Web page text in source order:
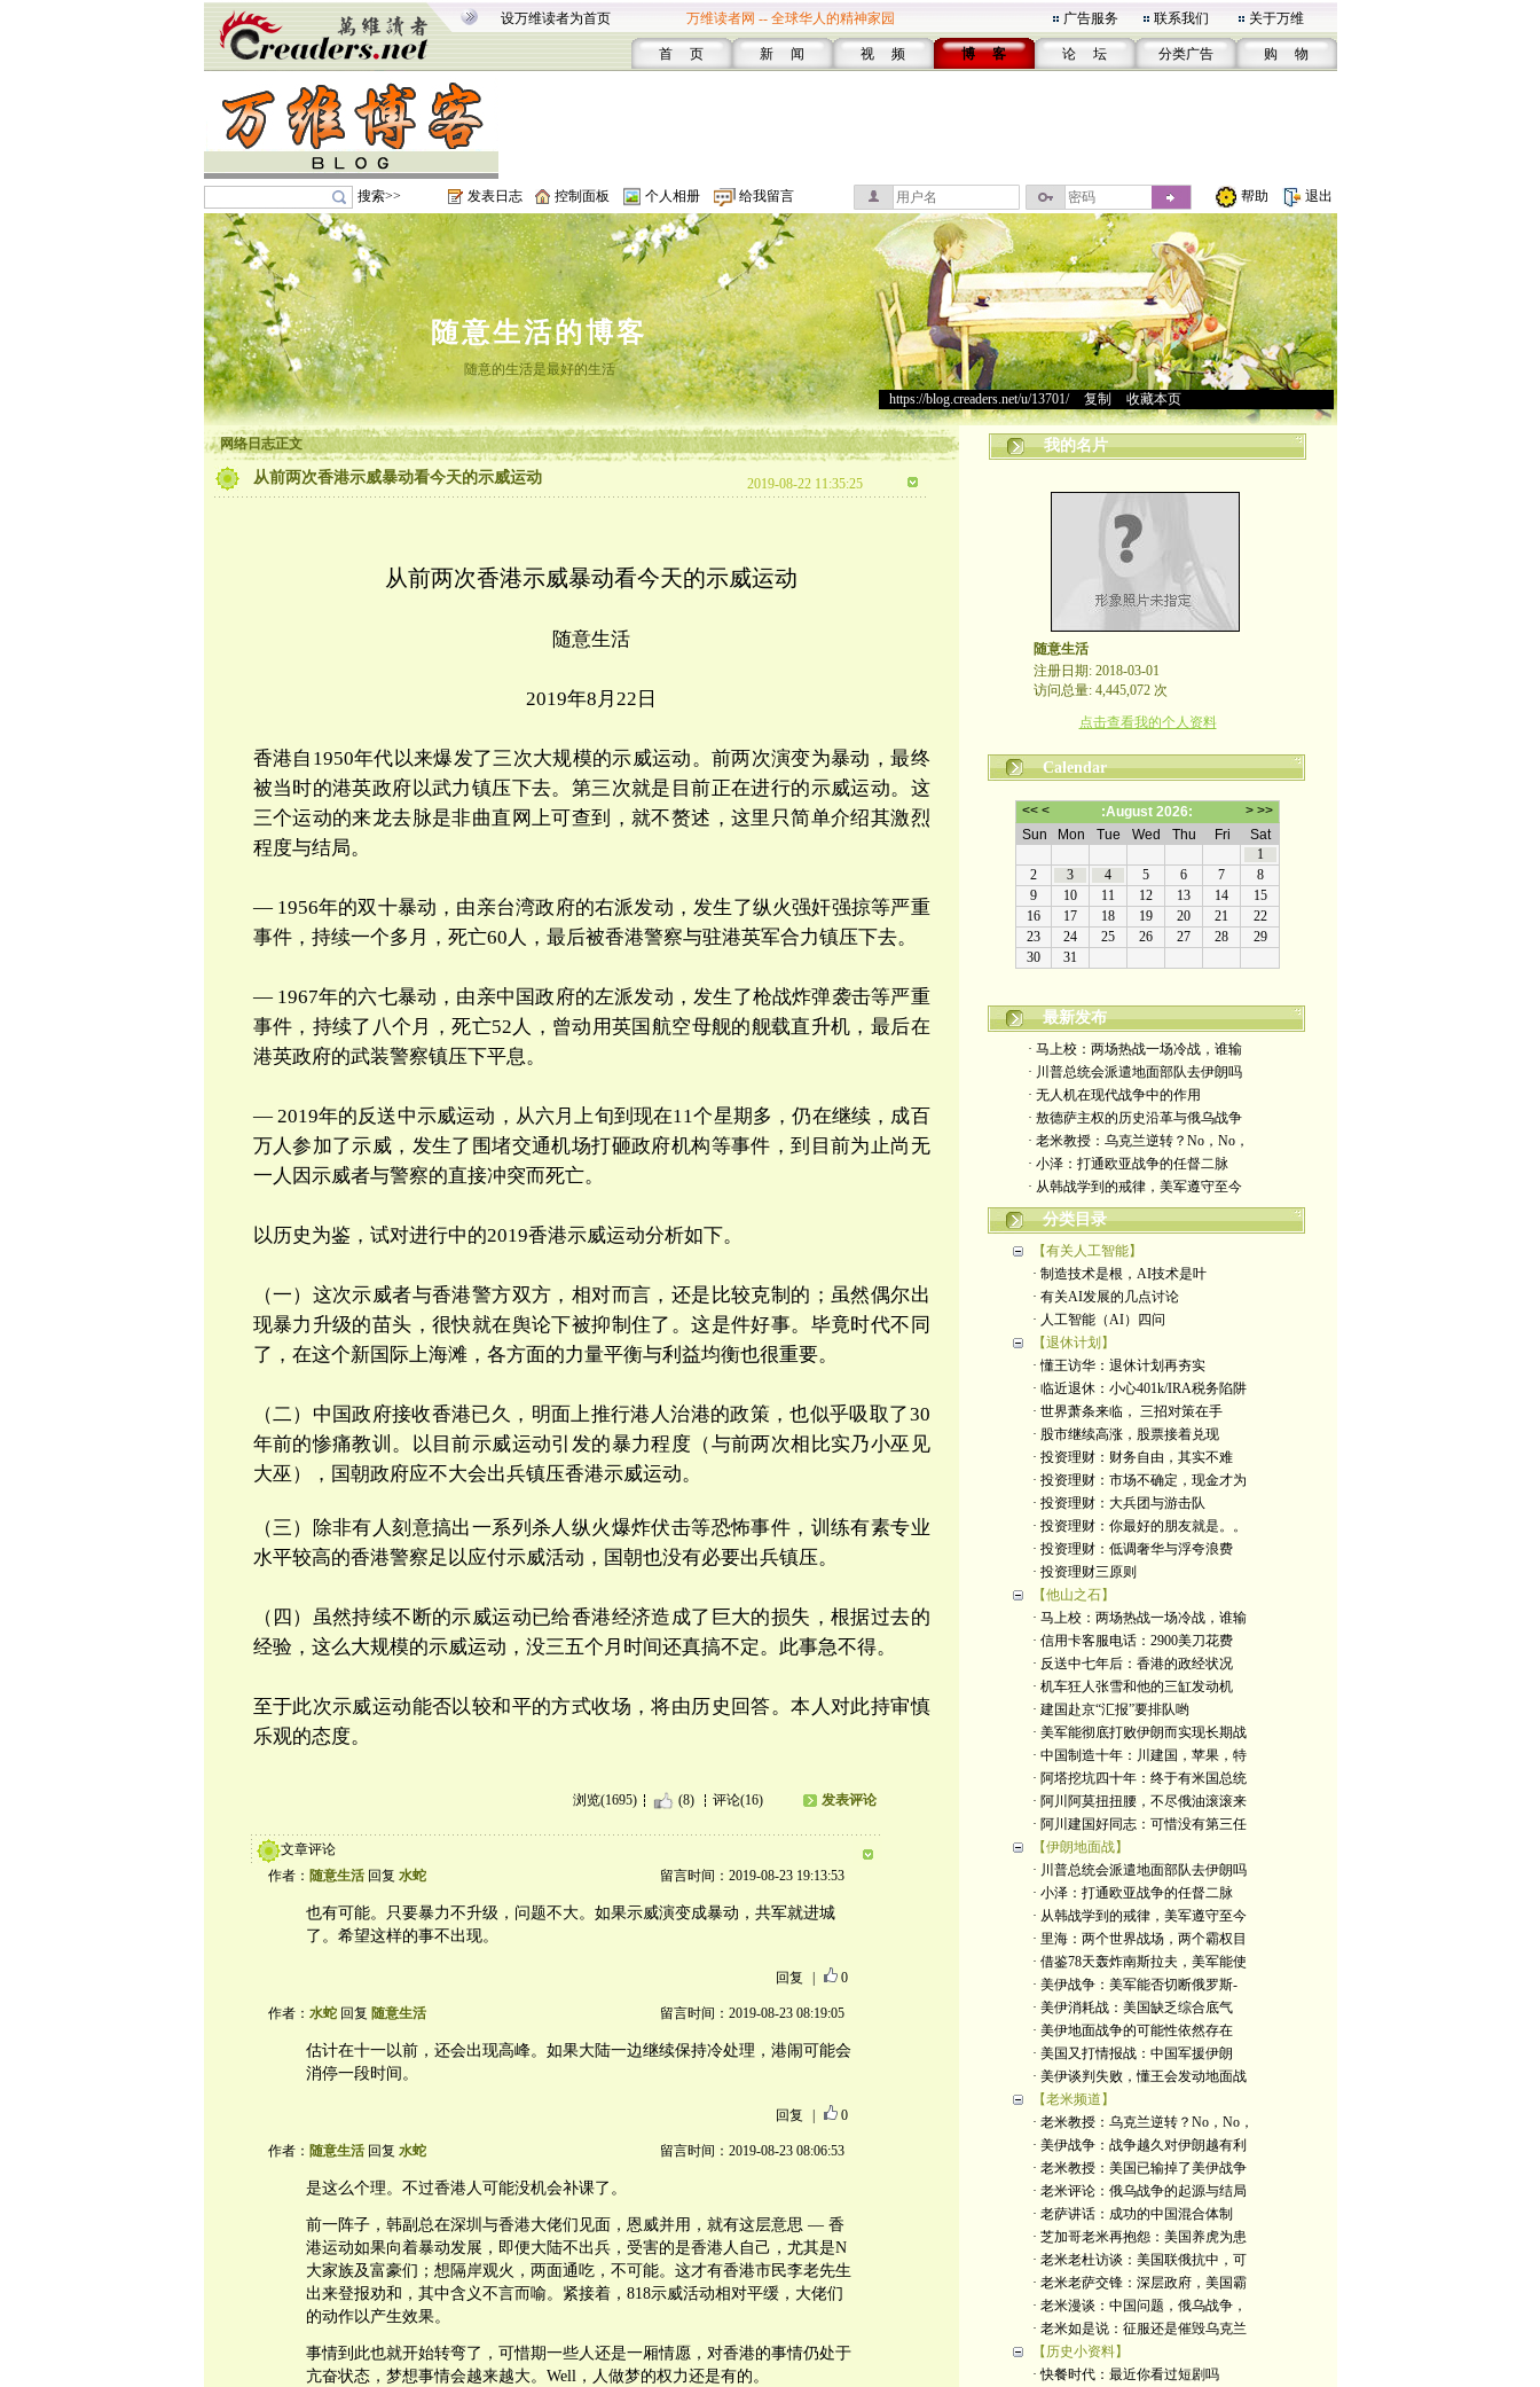
设万维读者为首页 万维读者网 -- 全球华人的精神家园 广告服务 联系我们 关于万维
首 页 新 闻 视 频 博 客 论 坛 分类广告 购 物
搜索>> 发表日志 控制面板 个人相册 给我留言 帮助 退出
随意生活的博客
随意的生活是最好的生活
https://blog.creaders.net/u/13701/> 复制 收藏本页
网络日志正文
从前两次香港示威暴动看今天的示威运动 2019-08-22 11:35:25
从前两次香港示威暴动看今天的示威运动
随意生活
2019年8 月 22 日
香港自 1950年代以来爆发了三次大规模的示威运动。前两次演变为暴动，最终
被当时的港英政府以武力镇压下去。第三次就是目前正在进行的示威运动。这
三个运动的来龙去脉是非曲直网上可查到，就不赘述，这里只简单介绍其激烈
程度与结局。
— 1956年的双十暴动，由亲台湾政府的右派发动，发生了纵火强奸强掠等严重
事件，持续一个多月，死亡60 人，最后被香港警察与驻港英军合力镇压下去。
— 1967年的六七暴动，由亲中国政府的左派发动，发生了枪战炸弹袭击等严重
事件，持续了八个月，死亡52 人，曾动用英国航空母舰的舰载直升机，最后在
港英政府的武装警察镇压下平息。
— 2019年的反送中示威运动，从六月上旬到现在11个星期多，仍在继续，成百
万人参加了示威，发生了围堵交通机场打砸政府机构等事件，到目前为止尚无
一人因示威者与警察的直接冲突而死亡。
以历史为鉴，试对进行中的2019香港示威运动分析如下。
（一）这次示威者与香港警方双方，相对而言，还是比较克制的；虽然偶尔出
现暴力升级的苗头，很快就在舆论下被抑制住了。这是件好事。毕竟时代不同
了，在这个新国际上海滩，各方面的力量平衡与利益均衡也很重要。
（二）中国政府接收香港已久，明面上推行港人治港的政策，也似乎吸取了30
年前的惨痛教训。以目前示威运动引发的暴力程度（与前两次相比实乃小巫见
大巫），国朝政府应不大会出兵镇压香港示威运动。
（三）除非有人刻意搞出一系列杀人纵火爆炸伏击等恐怖事件，训练有素专业
水平较高的香港警察足以应付示威活动，国朝也没有必要出兵镇压。
（四）虽然持续不断的示威运动已给香港经济造成了巨大的损失，根据过去的
经验，这么大规模的示威运动，没三五个月时间还真搞不定。此事急不得。
至于此次示威运动能否以较和平的方式收场，将由历史回答。本人对此持审慎
乐观的态度。
浏览(1695) (8) 评论(16) 发表评论
文章评论
作者： 随意生活回复 水蛇 留言时间：2019-08-23 19:13:53
也有可能。只要暴力不升级，问题不大。如果示威演变成暴动，共军就进城
了。希望这样的事不出现。
回复 0
作者： 水蛇回复 随意生活 留言时间：2019-08-23 08:19:05
估计在十一以前，还会出现高峰。如果大陆一边继续保持冷处理，港闹可能会
消停一段时间。
回复 0
作者： 随意生活回复 水蛇 留言时间：2019-08-23 08:06:53
是这么个理。不过香港人可能没机会补课了。
前一阵子，韩副总在深圳与香港大佬们见面，恩威并用，就有这层意思 — 香
港运动如果向着暴动发展，即便大陆不出兵，受害的是香港人自己，尤其是N
大家族及富豪们；想隔岸观火，两面通吃，不可能。这才有香港市民李老先生
出来登报劝和，其中含义不言而喻。紧接着，818示威活动相对平缓，大佬们
的动作以产生效果。
事情到此也就开始转弯了，可惜期一些人还是一厢情愿，对香港的事情仍处于
亢奋状态，梦想事情会越来越大。Well，人做梦的权力还是有的。
我的名片
随意生活
注册日期: 2018-03-01
访问总量: 4,445,072 次
点击查看我的个人资料
Calendar
最新发布
· 马上校：两场热战一场冷战，谁输
· 川普总统会派遣地面部队去伊朗吗
· 无人机在现代战争中的作用
· 敖德萨主权的历史沿革与俄乌战争
· 老米教授：乌克兰逆转？No，No，
· 小泽：打通欧亚战争的任督二脉
· 从韩战学到的戒律，美军遵守至今
分类目录
【有关人工智能】
· 制造技术是根，AI技术是叶
· 有关AI发展的几点讨论
· 人工智能（AI）四问
【退休计划】
· 懂王访华：退休计划再夯实
· 临近退休：小心401k/IRA税务陷阱
· 世界萧条来临， 三招对策在手
· 股市继续高涨，股票接着兑现
· 投资理财：财务自由，其实不难
· 投资理财：市场不确定，现金才为
· 投资理财：大兵团与游击队
· 投资理财：你最好的朋友就是。。
· 投资理财：低调奢华与浮夸浪费
· 投资理财三原则
【他山之石】
· 马上校：两场热战一场冷战，谁输
· 信用卡客服电话：2900美刀花费
· 反送中七年后：香港的政经状况
· 机车狂人张雪和他的三缸发动机
· 建国赴京“汇报”要排队哟
· 美军能彻底打败伊朗而实现长期战
· 中国制造十年：川建国，苹果，特
· 阿塔挖坑四十年：终于有米国总统
· 阿川阿莫扭扭腰，不尽俄油滚滚来
· 阿川建国好同志：可惜没有第三任
【伊朗地面战】
· 川普总统会派遣地面部队去伊朗吗
· 小泽：打通欧亚战争的任督二脉
· 从韩战学到的戒律，美军遵守至今
· 里海：两个世界战场，两个霸权目
· 借鉴78天轰炸南斯拉夫，美军能使
· 美伊战争：美军能否切断俄罗斯-
· 美伊消耗战：美国缺乏综合底气
· 美伊地面战争的可能性依然存在
· 美国又打情报战：中国军援伊朗
· 美伊谈判失败，懂王会发动地面战
【老米频道】
· 老米教授：乌克兰逆转？No，No，
· 美伊战争：战争越久对伊朗越有利
· 老米教授：美国已输掉了美伊战争
· 老米评论：俄乌战争的起源与结局
· 老萨讲话：成功的中国混合体制
· 芝加哥老米再抱怨：美国养虎为患
· 老米老杜访谈：美国联俄抗中，可
· 老米老萨交锋：深层政府，美国霸
· 老米漫谈：中国问题，俄乌战争，
· 老米如是说：征服还是催毁乌克兰
【历史小资料】
· 快餐时代：最近你看过短剧吗